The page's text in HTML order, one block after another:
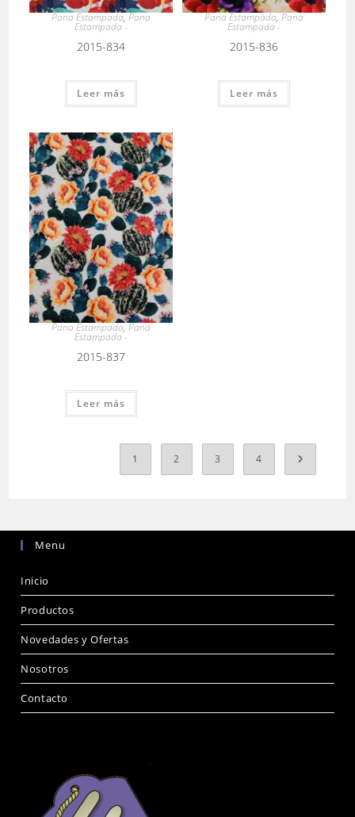
Pana Estampada,Pana
Estampada -
2015-834
Leer más
Pana Estampada,Pana
Estampada -
2015-836
Leer más
Pana Estampada,Pana
Estampada -
2015-837
Leer más
1 2 3 4
Menu
Inicio
Productos
Novedades y Ofertas
Nosotros
Contacto